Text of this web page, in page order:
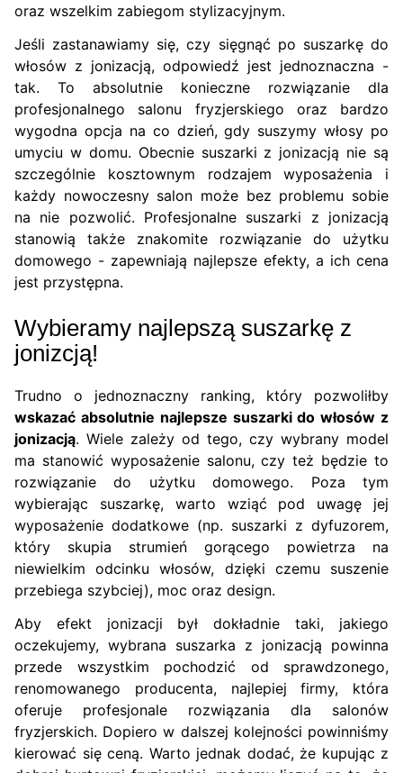
oraz wszelkim zabiegom stylizacyjnym.
Jeśli zastanawiamy się, czy sięgnąć po suszarkę do
włosów z jonizacją, odpowiedź jest jednoznaczna -
tak. To absolutnie konieczne rozwiązanie dla
profesjonalnego salonu fryzjerskiego oraz bardzo
wygodna opcja na co dzień, gdy suszymy włosy po
umyciu w domu. Obecnie suszarki z jonizacją nie są
szczególnie kosztownym rodzajem wyposażenia i
każdy nowoczesny salon może bez problemu sobie
na nie pozwolić. Profesjonalne suszarki z jonizacją
stanowią także znakomite rozwiązanie do użytku
domowego - zapewniają najlepsze efekty, a ich cena
jest przystępna.
Wybieramy najlepszą suszarkę z
jonizcją!
Trudno o jednoznaczny ranking, który pozwoliłby
wskazać absolutnie najlepsze suszarki do włosów z
jonizacją. Wiele zależy od tego, czy wybrany model
ma stanowić wyposażenie salonu, czy też będzie to
rozwiązanie do użytku domowego. Poza tym
wybierając suszarkę, warto wziąć pod uwagę jej
wyposażenie dodatkowe (np. suszarki z dyfuzorem,
który skupia strumień gorącego powietrza na
niewielkim odcinku włosów, dzięki czemu suszenie
przebiega szybciej), moc oraz design.
Aby efekt jonizacji był dokładnie taki, jakiego
oczekujemy, wybrana suszarka z jonizacją powinna
przede wszystkim pochodzić od sprawdzonego,
renomowanego producenta, najlepiej firmy, która
oferuje profesjonale rozwiązania dla salonów
fryzjerskich. Dopiero w dalszej kolejności powinniśmy
kierować się ceną. Warto jednak dodać, że kupując z